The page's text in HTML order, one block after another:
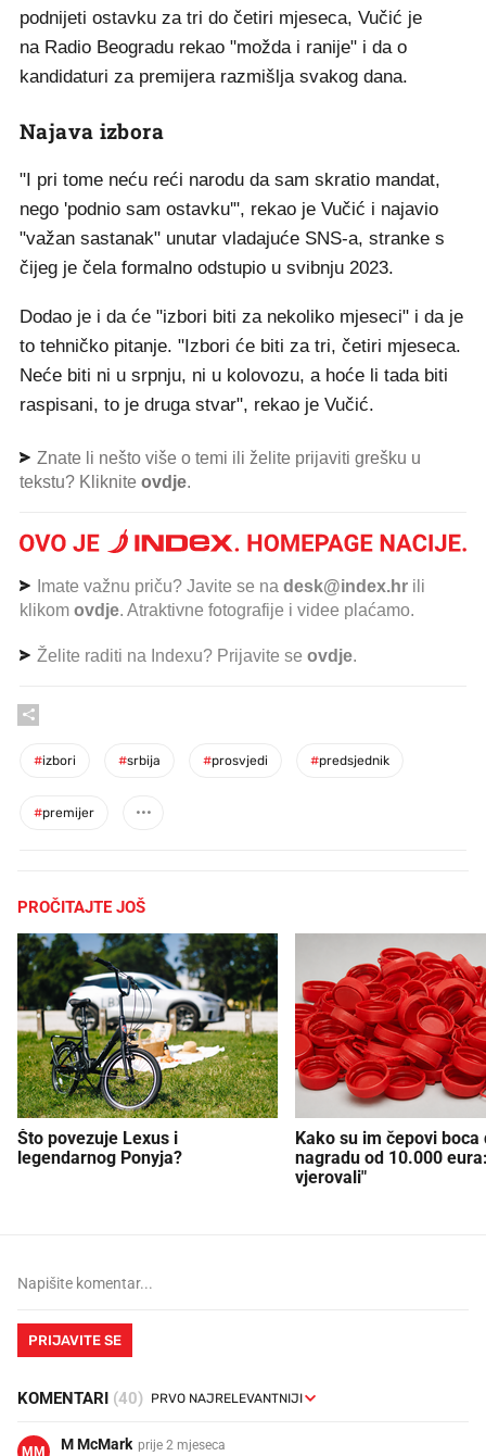
podnijeti ostavku za tri do četiri mjeseca, Vučić je
na Radio Beogradu rekao "možda i ranije" i da o
kandidaturi za premijera razmišlja svakog dana.
Najava izbora
"I pri tome neću reći narodu da sam skratio mandat,
nego 'podnio sam ostavku'", rekao je Vučić i najavio
"važan sastanak" unutar vladajuće SNS-a, stranke s
čijeg je čela formalno odstupio u svibnju 2023.
Dodao je i da će "izbori biti za nekoliko mjeseci" i da je
to tehničko pitanje. "Izbori će biti za tri, četiri mjeseca.
Neće biti ni u srpnju, ni u kolovozu, a hoće li tada biti
raspisani, to je druga stvar", rekao je Vučić.
Znate li nešto više o temi ili želite prijaviti grešku u
tekstu? Kliknite ovdje.
Imate važnu priču? Javite se na desk@index.hr ili
klikom ovdje. Atraktivne fotografije i videe plaćamo.
Želite raditi na Indexu? Prijavite se ovdje.
#izbori #srbija #prosvjedi #predsjednik
#premijer
PROČITAJTE JOŠ
Što povezuje Lexus i
legendarnog Ponyja?
Kako su im čepovi boca
nagradu od 10.000
vjerovali"
PRIJAVITE SE
KOMENTARI (40)
MM M McMark prije 2 mjeseca